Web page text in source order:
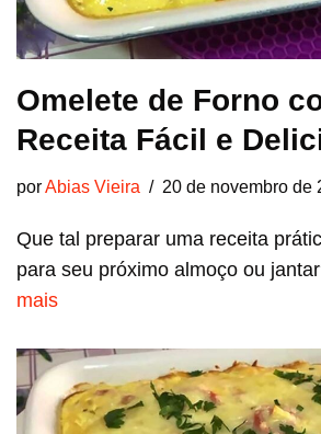
Omelete de Forno
Receita Fácil e
porAbias Vieira 20 de novembro de
Que tal preparar uma receita
para seu próximo almoço ou
mais